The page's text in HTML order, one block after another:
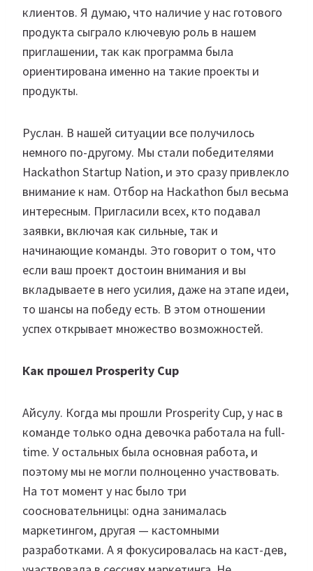
клиентов. Я думаю, что наличие у нас готового
продукта сыграло ключевую роль в нашем
приглашении, так как программа была
ориентирована именно на такие проекты и
продукты.
Руслан. В нашей ситуации все получилось
немного по-другому. Мы стали победителями
Hackathon Startup Nation, и это сразу привлекло
внимание к нам. Отбор на Hackathon был весьма
интересным. Пригласили всех, кто подавал
заявки, включая как сильные, так и
начинающие команды. Это говорит о том, что
если ваш проект достоин внимания и вы
вкладываете в него усилия, даже на этапе идеи,
то шансы на победу есть. В этом отношении
успех открывает множество возможностей.
Как прошел Prosperity Cup
Айсулу. Когда мы прошли Prosperity Cup, у нас в
команде только одна девочка работала на full-
time. У остальных была основная работа, и
поэтому мы не могли полноценно участвовать.
На тот момент у нас было три
соосновательницы: одна занималась
маркетингом, другая — кастомными
разработками. А я фокусировалась на каст-дев,